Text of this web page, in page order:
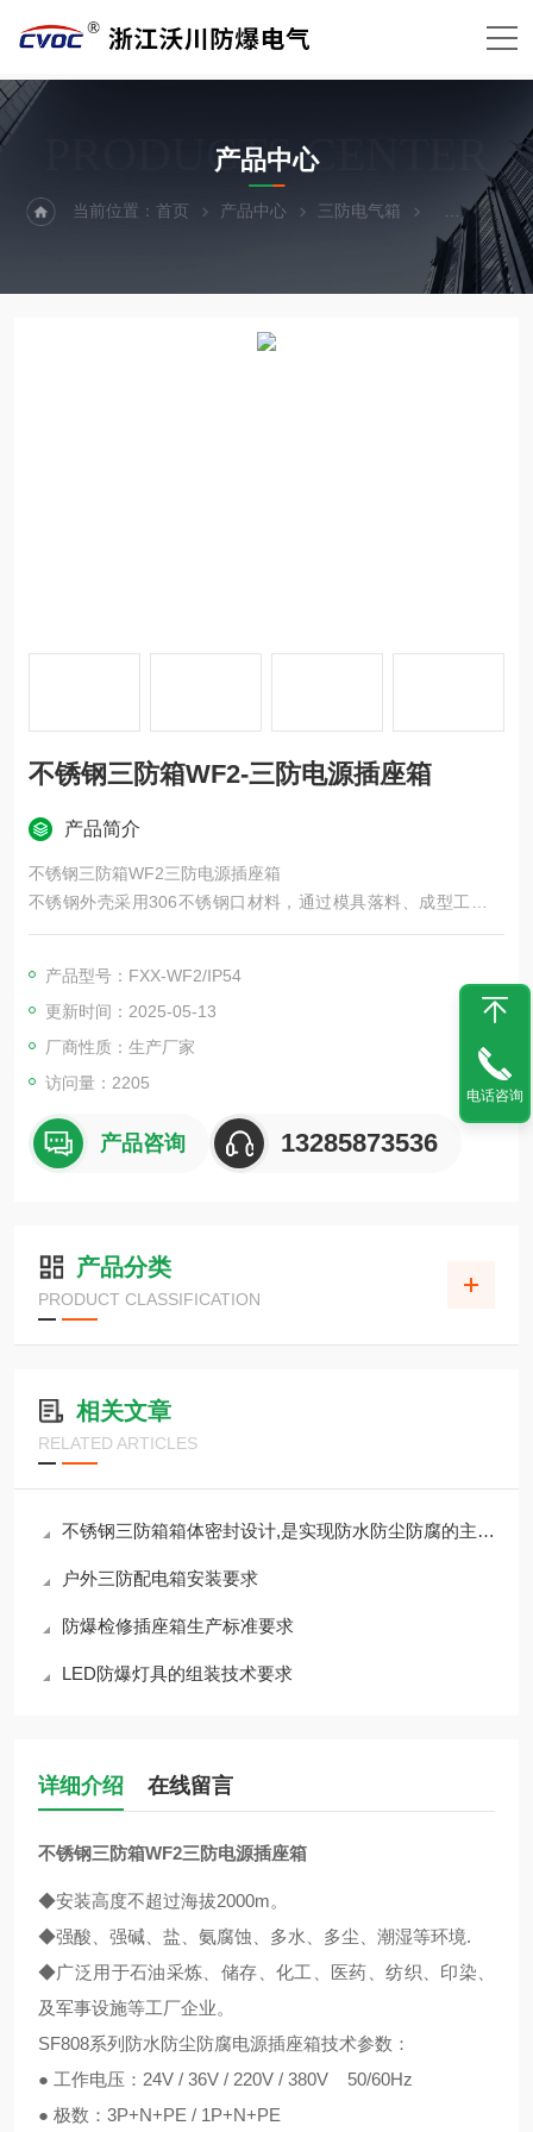
PRODUCTS CENTER
产品中心
当前位置：首页 产品中心 三防电气箱 三防检修箱
不锈钢三防箱WF2-三防电源插座箱
产品简介
不锈钢三防箱WF2三防电源插座箱
不锈钢外壳采用306不锈钢口材料，通过模具落料、成型工艺加
工而成，表面镜面抛光处理，美观大方。
产品型号：FXX-WF2/IP54
更新时间：2025-05-13
厂商性质：生产厂家
访问量：2205
产品咨询 13285873536
产品分类
PRODUCT CLASSIFICATION
相关文章
RELATED ARTICLES
不锈钢三防箱箱体密封设计,是实现防水防尘防腐的主要因素
户外三防配电箱安装要求
防爆检修插座箱生产标准要求
LED防爆灯具的组装技术要求
详细介绍 在线留言
不锈钢三防箱WF2三防电源插座箱
◆安装高度不超过海拔2000m。
◆强酸、强碱、盐、氨腐蚀、多水、多尘、潮湿等环境.
◆广泛用于石油采炼、储存、化工、医药、纺织、印染、
及军事设施等工厂企业。
SF808系列防水防尘防腐电源插座箱技术参数：
● 工作电压：24V / 36V / 220V / 380V 50/60Hz
● 极数：3P+N+PE / 1P+N+PE
电话咨询